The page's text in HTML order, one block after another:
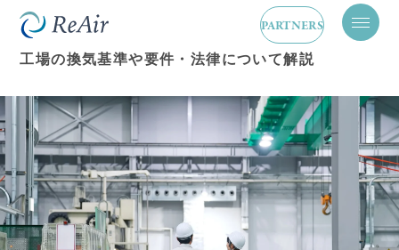
PARTNERS
メ
ニ
開
閉
換気設備 2026.03.19
工場の換気基準や要件・法律について解説